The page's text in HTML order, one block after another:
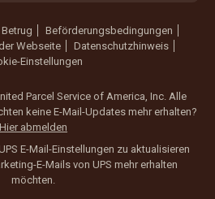
Beförderungsbedingungen
Webseite
Datenschutzhinweis
Einstellungen
Parcel Service of America, Inc. Alle
keine E-Mail-Updates mehr erhalten?
Hier abmelden
UPS E-Mail-Einstellungen zu aktualisieren
E-Mails von UPS mehr erhalten
möchten.